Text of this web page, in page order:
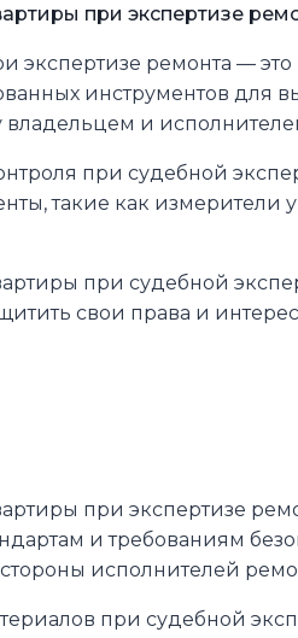
при экспертизе
экспертизе ремонта —
инструментов для
и
при судебной
такие как измерители
при судебной
свои права и
при экспертизе
и требованиям
исполнителей
при судебной